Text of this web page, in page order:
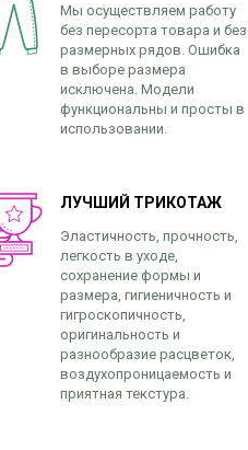
Мы осуществляем работу
без пересорта товара и без
размерных рядов. Ошибка
в выборе размера
исключена. Модели
функциональны и просты в
использовании.
ЛУЧШИЙ ТРИКОТАЖ
Эластичность, прочность,
легкость в уходе,
сохранение формы и
размера, гигиеничность и
гигроскопичность,
оригинальность и
разнообразие расцветок,
воздухопроницаемость и
приятная текстура.